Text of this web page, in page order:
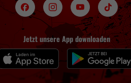
Jetzt unsere App downloaden